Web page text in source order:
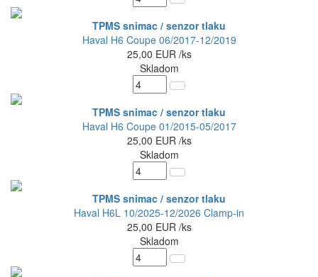
TPMS snimac / senzor tlaku
Haval H6 Coupe 06/2017-12/2019
25,00 EUR /ks
Skladom
TPMS snimac / senzor tlaku
Haval H6 Coupe 01/2015-05/2017
25,00 EUR /ks
Skladom
TPMS snimac / senzor tlaku
Haval H6L 10/2025-12/2026 Clamp-in
25,00 EUR /ks
Skladom